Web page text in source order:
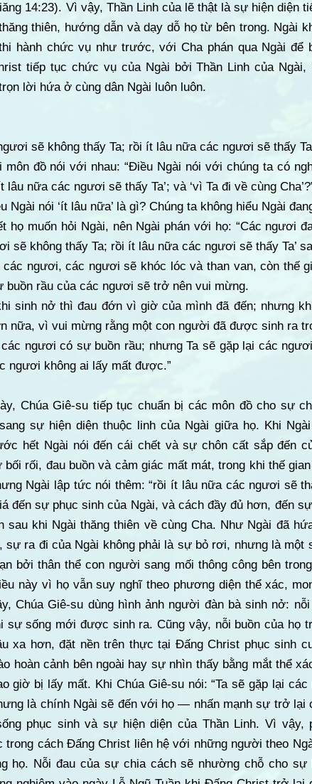
14:23). Vì vậy, Thần Linh của lẽ thật là sự hiện diện
thiên, hướng dẫn và dạy dỗ họ từ bên trong. Ngài
hành chức vụ như trước, với Cha phán qua Ngài để
tiếp tục chức vụ của Ngài bởi Thần Linh của
lời hứa ở cùng dân Ngài luôn luôn.
sẽ không thấy Ta; rồi ít lâu nữa các ngươi sẽ thấy
môn đồ nói với nhau: “Điều Ngài nói với chúng ta có
lâu nữa các ngươi sẽ thấy Ta’; và ‘vì Ta đi về cùng
Ngài nói ‘ít lâu nữa’ là gì? Chúng ta không hiểu Ngài
họ muốn hỏi Ngài, nên Ngài phán với họ: “Các ngươi
sẽ không thấy Ta; rồi ít lâu nữa các ngươi sẽ thấy Ta’
các ngươi, các ngươi sẽ khóc lóc và than van, còn thế
buồn rầu của các ngươi sẽ trở nên vui mừng.
sinh nở thì đau đớn vì giờ của mình đã đến; nhưng
nữa, vì vui mừng rằng một con người đã được sinh ra
ngươi có sự buồn rầu; nhưng Ta sẽ gặp lại các
ngươi không ai lấy mất được.”
Chúa Giê-su tiếp tục chuẩn bị các môn đồ cho sự
sự hiện diện thuộc linh của Ngài giữa họ. Khi
hết Ngài nói đến cái chết và sự chôn cất sắp đến
bối rối, đau buồn và cảm giác mất mát, trong khi thế
Ngài lập tức nói thêm: “rồi ít lâu nữa các ngươi sẽ
đến sự phục sinh của Ngài, và cách đầy đủ hơn, đến
sau khi Ngài thăng thiên về cùng Cha. Như Ngài đã
sự ra đi của Ngài không phải là sự bỏ rơi, nhưng là
bởi thân thể con người sang mối thông công bên
này vì họ vẫn suy nghĩ theo phương diện thể xác,
Chúa Giê-su dùng hình ảnh người đàn bà sinh nở:
sự sống mới được sinh ra. Cũng vậy, nỗi buồn của họ
xa hơn, đặt nền trên thực tại Đấng Christ phục sinh
hoàn cảnh bên ngoài hay sự nhìn thấy bằng mắt thể
giờ bị lấy mất. Khi Chúa Giê-su nói: “Ta sẽ gặp lại
là chính Ngài sẽ đến với họ — nhấn mạnh sự trở lại
phục sinh và sự hiện diện của Thần Linh. Vì vậy,
trong cách Đấng Christ liên hệ với những người theo
họ. Nỗi đau của sự chia cách sẽ nhường chỗ cho sự